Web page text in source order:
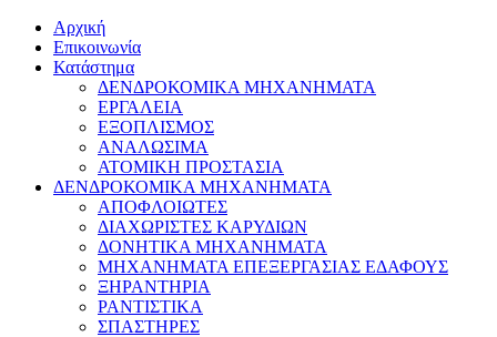
Αρχική
Επικοινωνία
Κατάστημα
ΔΕΝΔΡΟΚΟΜΙΚΑ ΜΗΧΑΝΗΜΑΤΑ
ΕΡΓΑΛΕΙΑ
ΕΞΟΠΛΙΣΜΟΣ
ΑΝΑΛΩΣΙΜΑ
ΑΤΟΜΙΚΗ ΠΡΟΣΤΑΣΙΑ
ΔΕΝΔΡΟΚΟΜΙΚΑ ΜΗΧΑΝΗΜΑΤΑ
ΑΠΟΦΛΟΙΩΤΕΣ
ΔΙΑΧΩΡΙΣΤΕΣ ΚΑΡΥΔΙΩΝ
ΔΟΝΗΤΙΚΑ ΜΗΧΑΝΗΜΑΤΑ
ΜΗΧΑΝΗΜΑΤΑ ΕΠΕΞΕΡΓΑΣΙΑΣ ΕΔΑΦΟΥΣ
ΞΗΡΑΝΤΗΡΙΑ
ΡΑΝΤΙΣΤΙΚΑ
ΣΠΑΣΤΗΡΕΣ